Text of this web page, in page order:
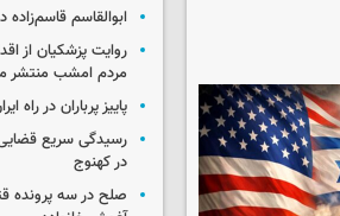
ابوالقاسم
روایت پزشکیان از
مردم امشب منتشر
پاییز پرباران در راه
رسیدگی سریع
در کهنوج